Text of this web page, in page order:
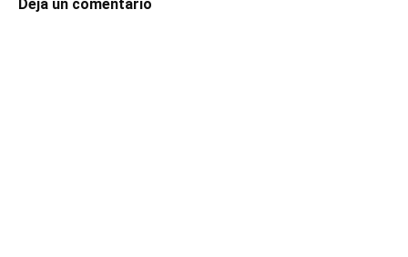
Deja un comentario